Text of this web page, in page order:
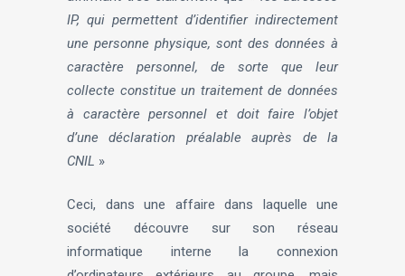
IP, qui permettent d’identifier indirectement
une personne physique, sont des données à
caractère personnel, de sorte que leur
collecte constitue un traitement de données
à caractère personnel et doit faire l’objet
d’une déclaration préalable auprès de la
CNIL »
Ceci, dans une affaire dans laquelle une
société découvre sur son réseau
informatique interne la connexion